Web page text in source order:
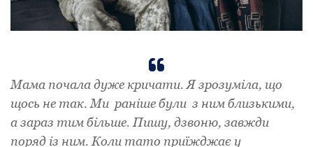
Мама почала дуже кричати. Я зрозуміла, що
щось не так. Ми раніше були з ним близькими,
а зараз тим більше. Пишу, дзвоню, завжди
поряд із ним. Коли тато приїжджає у